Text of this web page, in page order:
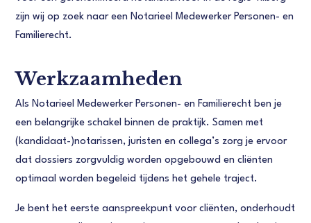
zijn wij op zoek naar een Notarieel Medewerker Personen- en
Familierecht.
Werkzaamheden
Als Notarieel Medewerker Personen- en Familierecht ben je
een belangrijke schakel binnen de praktijk. Samen met
(kandidaat-)notarissen, juristen en collega’s zorg je ervoor
dat dossiers zorgvuldig worden opgebouwd en cliënten
optimaal worden begeleid tijdens het gehele traject.
Je bent het eerste aanspreekpunt voor cliënten, onderhoudt